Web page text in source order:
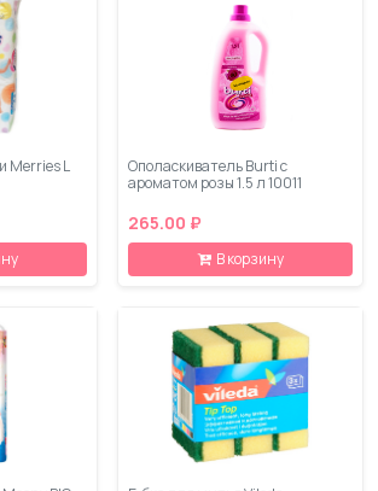
Merries L
Ополаскиватель Burti с
ароматом розы 1.5 л 10011
265.00 ₽
В корзину